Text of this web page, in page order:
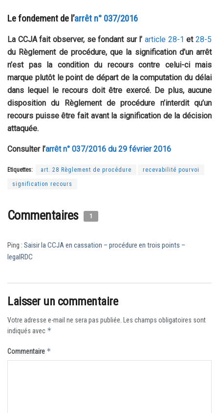
Le fondement de l’arrêt n° 037/2016
La CCJA fait observer, se fondant sur l’ article 28-1 et28-5
du Règlement de procédure, que la signification d’un arrêt
n’est pas la condition du recours contre celui-ci mais
marque plutôt le point de départ de la computation du délai
dans lequel le recours doit être exercé. De plus, aucune
disposition du Règlement de procédure n’interdit qu’un
recours puisse être fait avant la signification de la décision
attaquée.
Consulter l’arrêt n° 037/2016 du 29 février 2016
Etiquettes: art. 28 Règlement de procédure recevabilité pourvoi
signification recours
Commentaires 1
Ping : Saisir la CCJA en cassation – procédure en trois points –
legalRDC
Laisser un commentaire
Votre adresse e-mail ne sera pas publiée.
Les champs obligatoires sont
indiqués avec *
Commentaire *